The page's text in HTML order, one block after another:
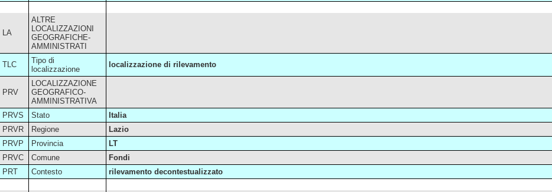
LA
ALTRE
LOCALIZZAZIONI
GEOGRAFICHE-
AMMINISTRATI
TLC
Tipo di
localizzazione
localizzazione di rilevamento
PRV
LOCALIZZAZIONE
GEOGRAFICO-
AMMINISTRATIVA
PRVS
Stato
Italia
PRVR
Regione
Lazio
PRVP
Provincia
LT
PRVC
Comune
Fondi
PRT
Contesto rilevamento decontestualizzato